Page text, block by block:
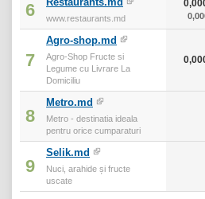
6 www.restaurants.md
7
Agro-shop.md
Agro-Shop Fructe si
Legume cu Livrare La
Domiciliu
8
Metro.md
Metro - destinatia ideala
pentru orice cumparaturi
9
Selik.md
Nuci, arahide și fructe
uscate